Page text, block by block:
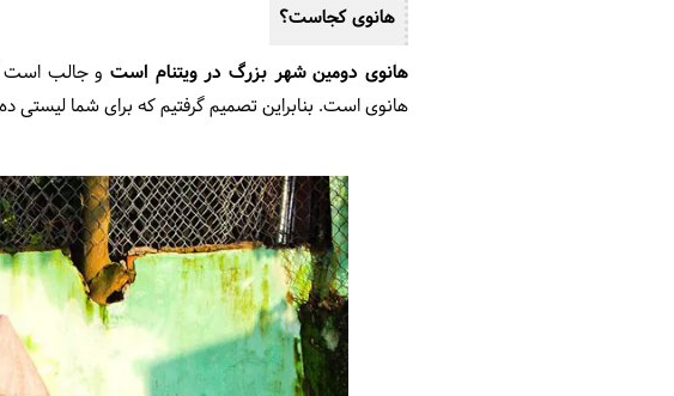
هانوی کجاست؟
هانوی دومین شهر بزرگ در ویتنام استو جالب است
هانوی است. بنابراین تصمیم گرفتیم که برای شما لیستی